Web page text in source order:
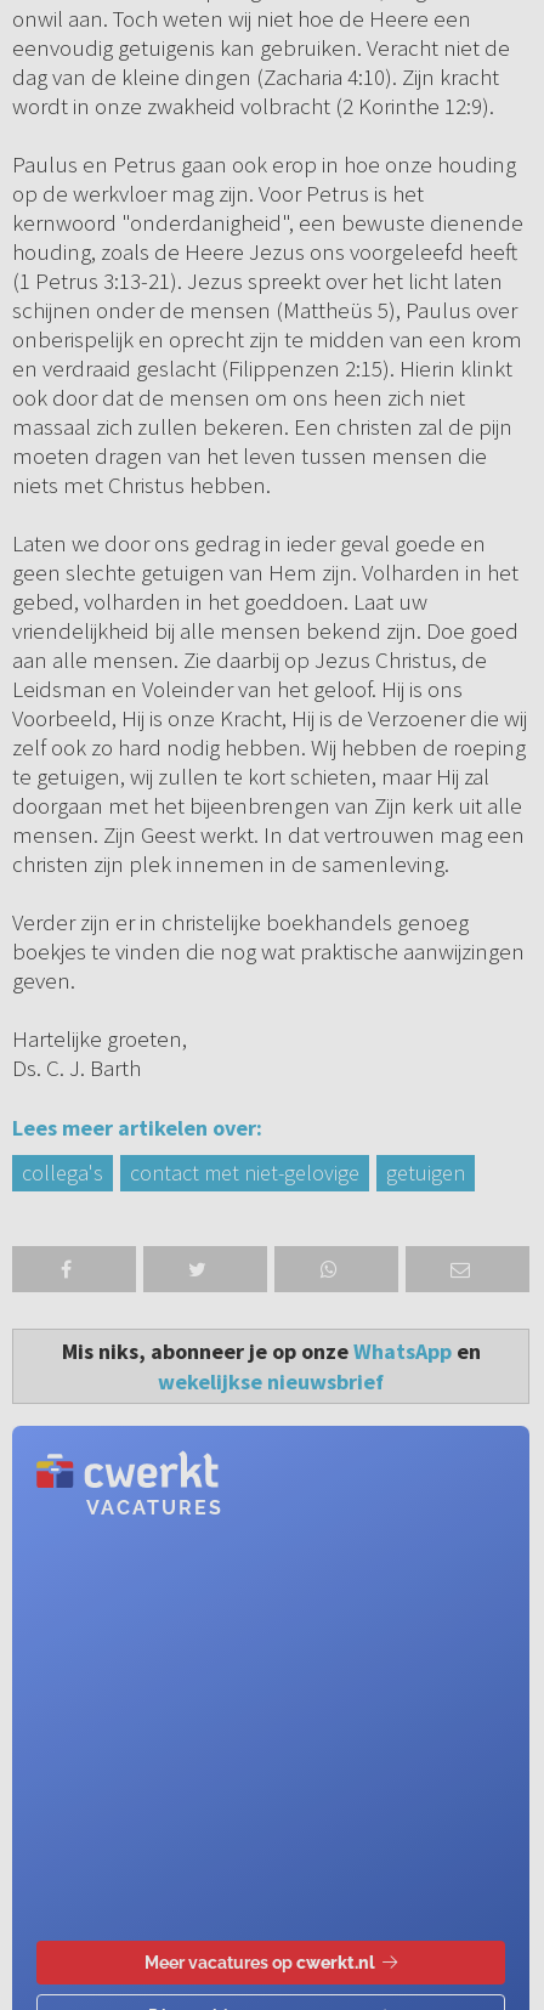
onwil aan. Toch weten wij niet hoe de Heere een
eenvoudig getuigenis kan gebruiken. Veracht niet de
dag van de kleine dingen (Zacharia 4:10). Zijn kracht
wordt in onze zwakheid volbracht (2 Korinthe 12:9).
Paulus en Petrus gaan ook erop in hoe onze houding
op de werkvloer mag zijn. Voor Petrus is het
kernwoord "onderdanigheid", een bewuste dienende
houding, zoals de Heere Jezus ons voorgeleefd heeft
(1 Petrus 3:13-21). Jezus spreekt over het licht laten
schijnen onder de mensen (Mattheüs 5), Paulus over
onberispelijk en oprecht zijn te midden van een krom
en verdraaid geslacht (Filippenzen 2:15). Hierin klinkt
ook door dat de mensen om ons heen zich niet
massaal zich zullen bekeren. Een christen zal de pijn
moeten dragen van het leven tussen mensen die
niets met Christus hebben.
Laten we door ons gedrag in ieder geval goede en
geen slechte getuigen van Hem zijn. Volharden in het
gebed, volharden in het goeddoen. Laat uw
vriendelijkheid bij alle mensen bekend zijn. Doe goed
aan alle mensen. Zie daarbij op Jezus Christus, de
Leidsman en Voleinder van het geloof. Hij is ons
Voorbeeld, Hij is onze Kracht, Hij is de Verzoener die wij
zelf ook zo hard nodig hebben. Wij hebben de roeping
te getuigen, wij zullen te kort schieten, maar Hij zal
doorgaan met het bijeenbrengen van Zijn kerk uit alle
mensen. Zijn Geest werkt. In dat vertrouwen mag een
christen zijn plek innemen in de samenleving.
Verder zijn er in christelijke boekhandels genoeg
boekjes te vinden die nog wat praktische aanwijzingen
geven.
Hartelijke groeten,
Ds. C. J. Barth
Lees meer artikelen over:
collega's
contact met niet-gelovige getuigen
Mis niks, abonneer je op onzeWhatsAppen
wekelijkse nieuwsbrief